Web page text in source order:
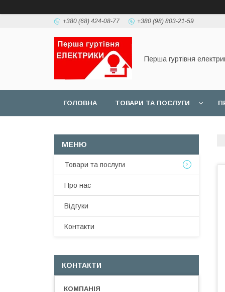
+380 (68) 424-08-77 +380 (98) 803-21-59
Перша гуртівня
ГОЛОВНА ТОВАРИ ТА ПОСЛУГИ
Товари та послуги
Про нас
Відгуки
Контакти
КОНТАКТИ